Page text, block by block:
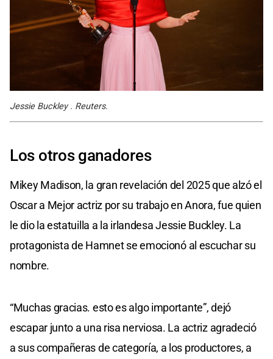
Jessie Buckley . Reuters.
Los otros ganadores
Mikey Madison, la gran revelación del 2025 que alzó el
Oscar a Mejor actriz por su trabajo en Anora, fue quien
le dio la estatuilla a la irlandesa Jessie Buckley. La
protagonista de Hamnet se emocionó al escuchar su
nombre.
“Muchas gracias. esto es algo importante”, dejó
escapar junto a una risa nerviosa. La actriz agradeció
a sus compañeras de categoría, a los productores, a